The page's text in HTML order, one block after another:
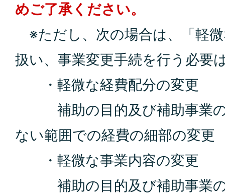
めご了承ください。
※ただし、次の場合は、「軽
扱い、事業変更手続を行う必要
・軽微な経費配分の変更
補助の目的及び補助事業の
ない範囲での経費の細部の変更
・軽微な事業内容の変更
補助の目的及び補助事業の